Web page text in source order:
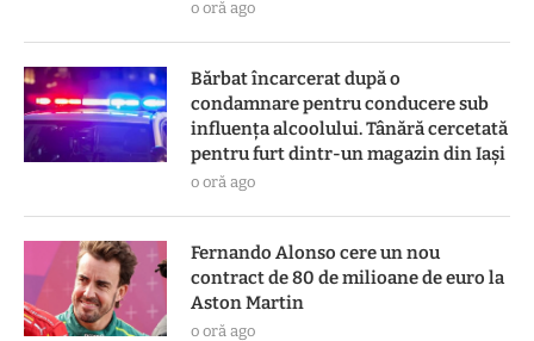
o oră ago
Bărbat încarcerat după o
condamnare pentru conducere sub
influența alcoolului. Tânără cercetată
pentru furt dintr-un magazin din Iași
o oră ago
Fernando Alonso cere un nou
contract de 80 de milioane de euro la
Aston Martin
o oră ago